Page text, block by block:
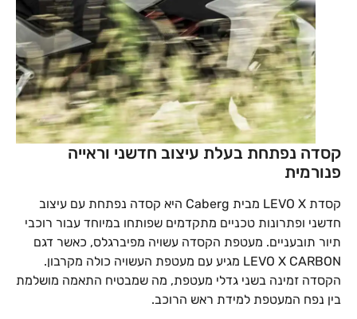
קסדה נפתחת בעלת עיצוב חדשני וראייה
פנורמית
קסדת LEVO X מבית Caberg היא קסדה נפתחת עם עיצוב
חדשני ופתרונות טכניים מתקדמים שפותחו במיוחד עבור רוכבי
תיור תובעניים. מעטפת הקסדה עשויה מפיברגלס, כאשר דגם
LEVO X CARBON מגיע עם מעטפת העשויה כולה מקרבון.
הקסדה זמינה בשני גדלי מעטפת, מה שמבטיח התאמה מושלמת
בין נפח המעטפת למידת ראש הרוכב.